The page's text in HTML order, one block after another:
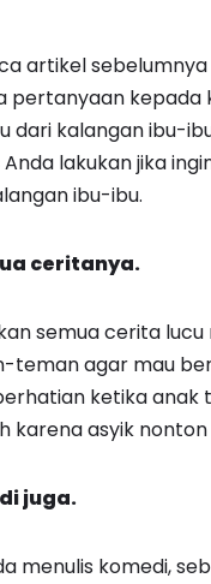
artikel
pertanyaan
dari kalangan ibu-
lakukan jika
ibu-ibu.
ceritanya.
semua cerita
agar mau
ketika
karena asyik
juga.
menulis komedi,